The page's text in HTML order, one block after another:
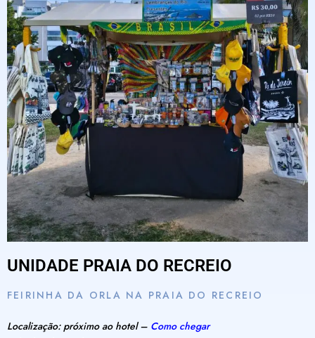
UNIDADE PRAIA DO RECREIO
FEIRINHA DA ORLA NA PRAIA DO RECREIO
Localização: próximo ao hotel – Como chegar